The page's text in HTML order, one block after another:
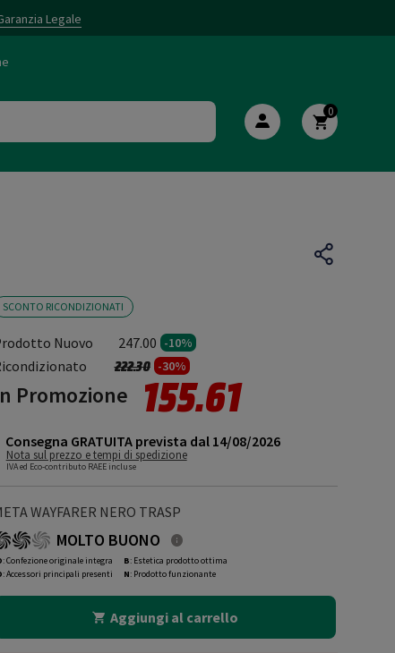
Legale
0
SCONTO RICONDIZIONATI
Nuovo 247.00 -10%
Prezzo ridotto da
222.30a-30%
Promozione 155.61
Consegna GRATUITA prevista dal 14/08/2026
Nota sul prezzo e tempi di spedizione
IVA ed Eco-contributo RAEE incluse
WAYFARER NERO TRASP
MOLTO BUONO
: Confezione originale integra
: Accessori principali presenti
B: Estetica prodotto ottima
N: Prodotto funzionante
Aggiungi al carrello